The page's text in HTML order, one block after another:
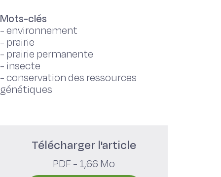
Mots-clés
-environnement
- prairie
- prairie permanente
- insecte
-conservation des ressources
génétiques
Télécharger l'article
PDF - 1,66 Mo